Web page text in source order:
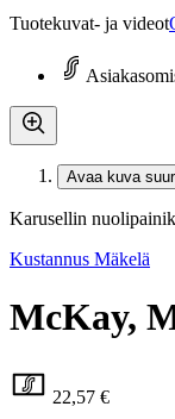
Tuotekuvat- ja videot
Avaa kuva
Karusellin
Kustannus Mäkelä
McKay,
22,57 €